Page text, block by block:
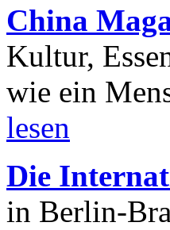
China
Kultur,
wie ein
lesen
Die
in Berlin-